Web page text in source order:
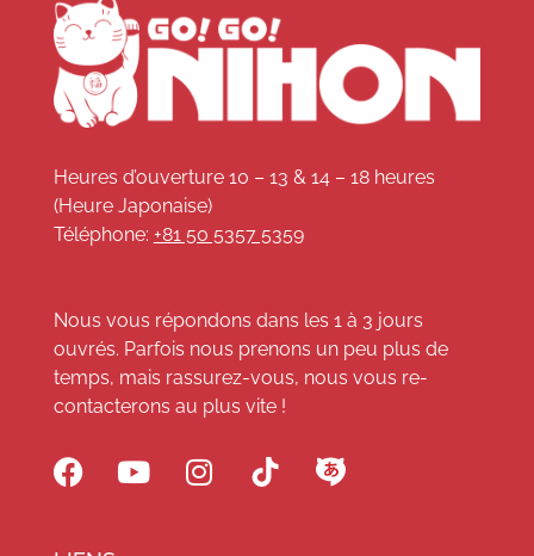
Heures d’ouverture 10 – 13 & 14 – 18 heures
(Heure Japonaise)
Téléphone: +81 50 5357 5359
Nous vous répondons dans les 1 à 3 jours
ouvrés. Parfois nous prenons un peu plus de
temps, mais rassurez-vous, nous vous re-
contacterons au plus vite !